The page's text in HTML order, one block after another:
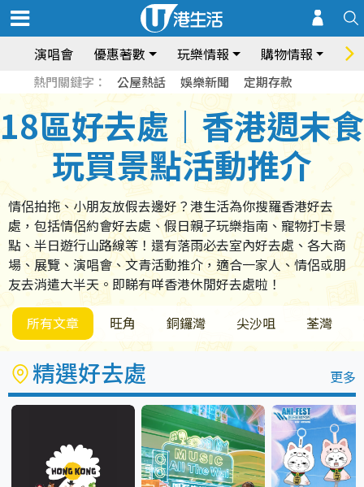
演唱會 優惠著數 玩樂情報 購物情報 飲
熱門關鍵字： 公屋熱話 娛樂新聞 定期存款
18區好去處｜香港週末食
玩買景點活動推介
情侶拍拖、小朋友放假去邊好？港生活為你搜羅香港好去
處，包括情侶約會好去處、假日親子玩樂指南、寵物打卡景
點、半日遊行山路線等！還有落雨必去室內好去處、各大商
場、展覽、演唱會、文青活動推介，適合一家人、情侶或朋
友去消遣大半天。即睇有咩香港休閒好去處啦！
所有文章
旺角 銅鑼灣 尖沙咀 荃灣
精選好去處 更多